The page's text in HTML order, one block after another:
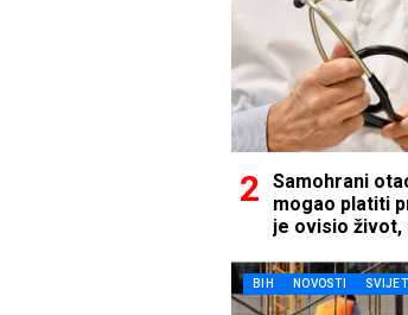
Samohrani
mogao platiti
je ovisio život,
BIH NOVOSTI SVIJET